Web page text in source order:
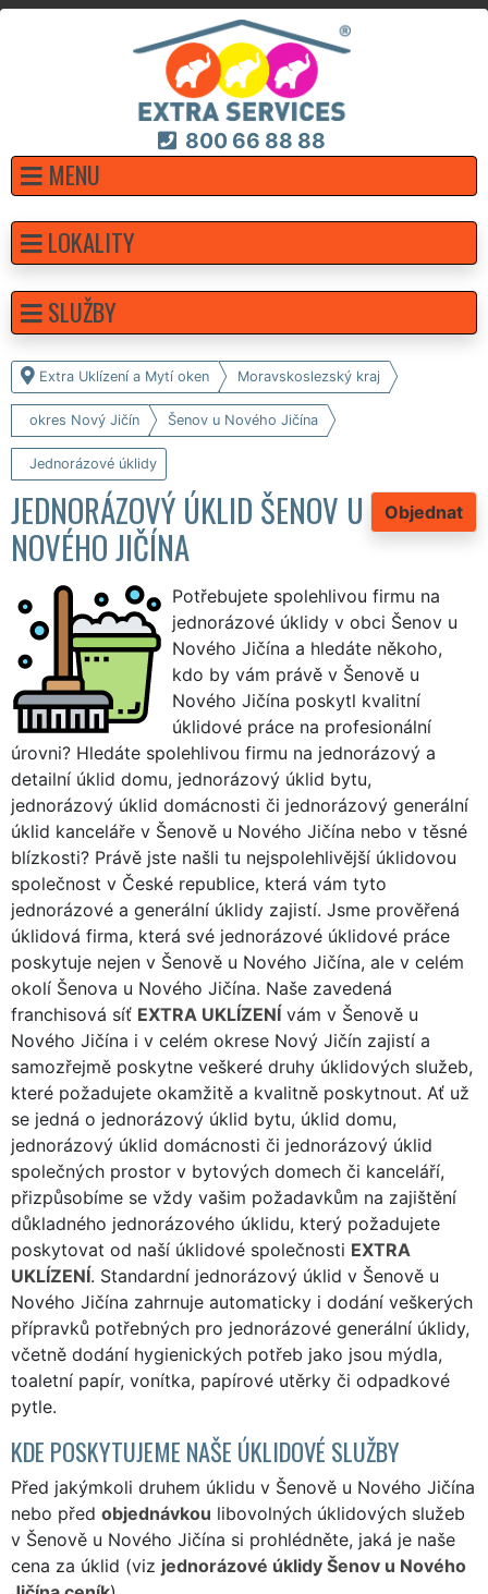
800 66 88 88
MENU
Extra Uklízení a Mytí oken Moravskoslezský kraj
okres Nový Jičín Šenov u Nového Jičína
Jednorázové úklidy
Objednat
JEDNORÁZOVÝ ÚKLID ŠENOV U
NOVÉHO JIČÍNA
Potřebujete spolehlivou firmu na
jednorázové úklidy v obci Šenov u
Nového Jičína a hledáte někoho,
kdo by vám právě v Šenově u
Nového Jičína poskytl kvalitní
úklidové práce na profesionální
úrovni? Hledáte spolehlivou firmu na jednorázový a
detailní úklid domu, jednorázový úklid bytu,
jednorázový úklid domácnosti či jednorázový generální
úklid kanceláře v Šenově u Nového Jičína nebo v těsné
blízkosti? Právě jste našli tu nejspolehlivější úklidovou
společnost v České republice, která vám tyto
jednorázové a generální úklidy zajistí. Jsme prověřená
úklidová firma, která své jednorázové úklidové práce
poskytuje nejen v Šenově u Nového Jičína, ale v celém
okolí Šenova u Nového Jičína. Naše zavedená
franchisová síť EXTRA UKLÍZENÍ vám v Šenově u
Nového Jičína i v celém okrese Nový Jičín zajistí a
samozřejmě poskytne veškeré druhy úklidových služeb,
které požadujete okamžitě a kvalitně poskytnout. Ať už
se jedná o jednorázový úklid bytu, úklid domu,
jednorázový úklid domácnosti či jednorázový úklid
společných prostor v bytových domech či kanceláří,
přizpůsobíme se vždy vašim požadavkům na zajištění
důkladného jednorázového úklidu, který požadujete
poskytovat od naší úklidové společnosti EXTRA
UKLÍZENÍ. Standardní jednorázový úklid v Šenově u
Nového Jičína zahrnuje automaticky i dodání veškerých
přípravků potřebných pro jednorázové generální úklidy,
včetně dodání hygienických potřeb jako jsou mýdla,
toaletní papír, vonítka, papírové utěrky či odpadkové
pytle.
KDE POSKYTUJEME NAŠE ÚKLIDOVÉ SLUŽBY
Před jakýmkoli druhem úklidu v Šenově u Nového Jičína
nebo před objednávkou libovolných úklidových služeb
v Šenově u Nového Jičína si prohlédněte, jaká je naše
cena za úklid (viz jednorázové úklidy Šenov u Nového
LOKALITY
SLUŽBY